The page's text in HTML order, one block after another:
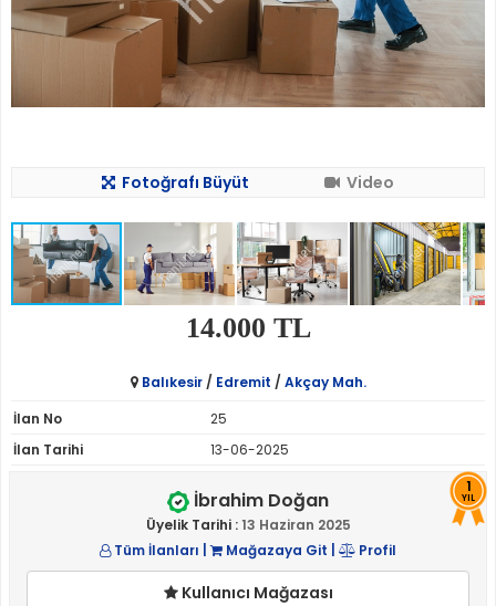
Fotoğrafı Büyüt Video
14.000 TL
Balıkesir/ Edremit / Akçay Mah.
İlan No
25
İlan Tarihi
13-06-2025
1
YIL
İbrahim Doğan
Üyelik Tarihi :13 Haziran 2025
Tüm İlanları | Mağazaya Git Profil
Kullanıcı Mağazası